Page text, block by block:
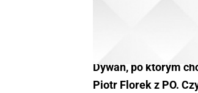
Dywan, po którym
Piotr Florek z PO.